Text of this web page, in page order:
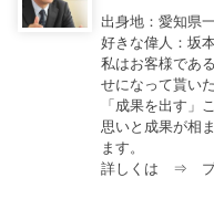
出身地：愛知県
好きな偉人：坂
私はお客様であ
せになって貰い
「成果を出す」
思いと成果が相
ます。
詳しくは ⇒